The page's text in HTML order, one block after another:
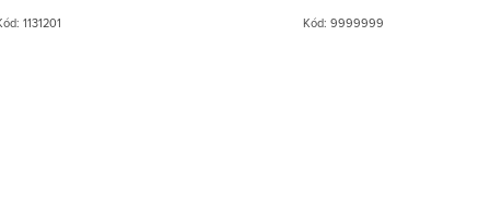
1131201 Kód: 9999999